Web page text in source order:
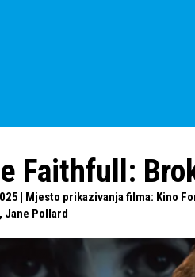
Faithfull:
| Mjesto prikazivanja filma: Kino
Jane Pollard